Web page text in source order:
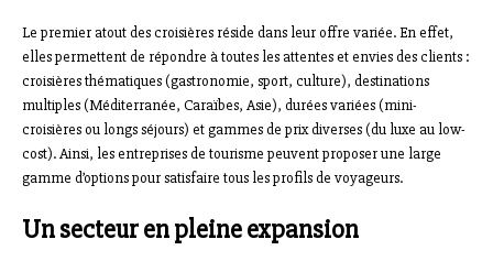
Le premier atout des croisières réside dans leur offre variée. En effet,
elles permettent de répondre à toutes les attentes et envies des clients :
croisières thématiques (gastronomie, sport, culture), destinations
multiples (Méditerranée, Caraïbes, Asie), durées variées (mini-
croisières ou longs séjours) et gammes de prix diverses (du luxe au low-
cost). Ainsi, les entreprises de tourisme peuvent proposer une large
gamme d’options pour satisfaire tous les profils de voyageurs.
Un secteur en pleine expansion